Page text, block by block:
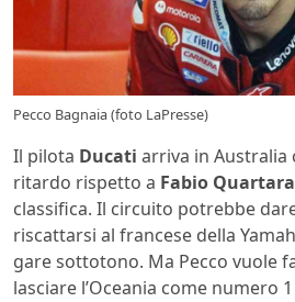
Pecco Bagnaia (foto LaPresse)
Il pilota Ducati arriva in Australia
ritardo rispetto a Fabio
classifica. Il circuito potrebbe
riscattarsi al francese della
gare sottotono. Ma Pecco vuole
lasciare l’Oceania come numero